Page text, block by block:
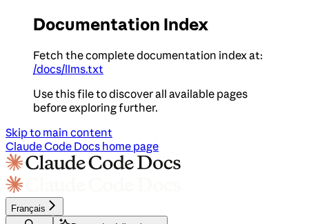
Documentation Index
Fetch the complete documentation index at:
/docs/llms.txt
Use this file to discover all available pages
before exploring further.
Skip to main content
Claude Code Docs home page
Français